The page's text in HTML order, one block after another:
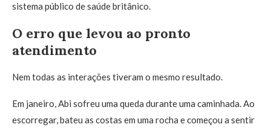
sistema público de saúde britânico.
O erro que levou ao pronto
atendimento
Nem todas as interações tiveram o mesmo resultado.
Em janeiro, Abi sofreu uma queda durante uma caminhada. Ao
escorregar, bateu as costas em uma rocha e começou a sentir